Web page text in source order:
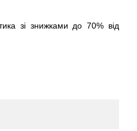
зі знижками до 70% від